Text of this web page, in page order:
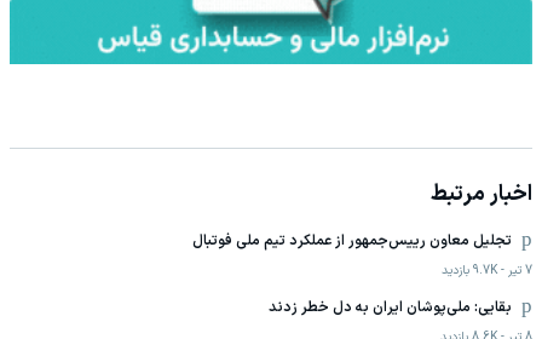
اخبار مرتبط
تجلیل معاون رییس‌جمهور از عملکرد تیم ملی فوتبال
7 تیر -
9.7K بازدید
بقایی: ملی‌پوشان ایران به دل خطر زدند